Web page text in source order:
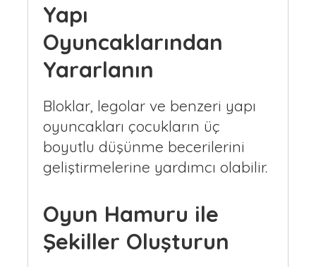
Yapı
Oyuncaklarından
Yararlanın
Bloklar, legolar ve benzeri yapı
oyuncakları çocukların üç
boyutlu düşünme becerilerini
geliştirmelerine yardımcı olabilir.
Oyun Hamuru ile
Şekiller Oluşturun